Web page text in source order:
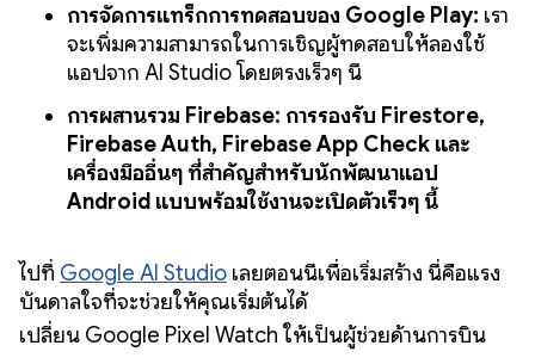
การจัดการแทร็กการทดสอบของ Google Play: เรา
จะเพิ่มความสามารถในการเชิญผู้ทดสอบให้ลองใช้
แอปจาก AI Studio โดยตรงเร็วๆ นี้
การผสานรวม Firebase: การรองรับ Firestore,
Firebase Auth, Firebase App Check และ
เครื่องมืออื่นๆ ที่สำคัญสำหรับนักพัฒนาแอป
Android แบบพร้อมใช้งานจะเปิดตัวเร็วๆ นี้
ไปที่ Google AI Studio เลยตอนนี้เพื่อเริ่มสร้าง นี่คือแรง
บันดาลใจที่จะช่วยให้คุณเริ่มต้นได้
เปลี่ยน Google Pixel Watch ให้เป็นผู้ช่วยด้านการบิน